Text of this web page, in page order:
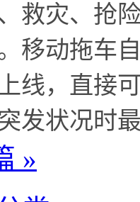
救灾、抢
移动拖车
线，直接
发状况时
»